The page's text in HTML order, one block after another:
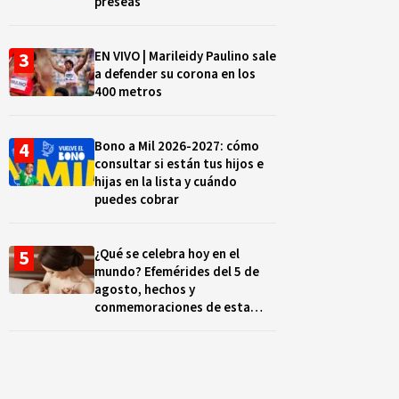
EN VIVO | Marileidy Paulino sale
a defender su corona en los
400 metros
Bono a Mil 2026-2027: cómo
consultar si están tus hijos e
hijas en la lista y cuándo
puedes cobrar
¿Qué se celebra hoy en el
mundo? Efemérides del 5 de
agosto, hechos y
conmemoraciones de esta